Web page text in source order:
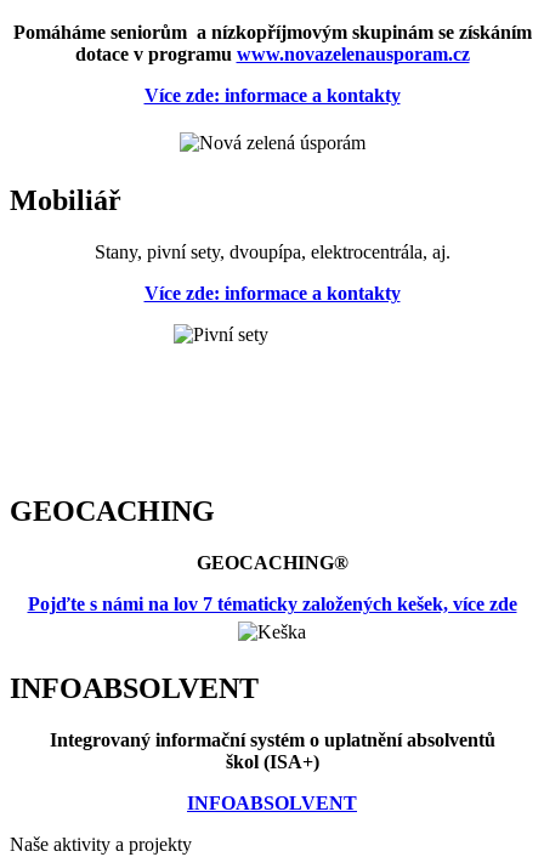
Pomáháme seniorům a nízkopříjmovým skupinám se získáním
dotace v programu www.novazelenausporam.cz
Více zde: informace a kontakty
Mobiliář
Stany, pivní sety, dvoupípa, elektrocentrála, aj.
Více zde: informace a kontakty
GEOCACHING
GEOCACHING®
Pojďte s námi na lov 7 tématicky založených kešek, více zde
INFOABSOLVENT
Integrovaný informační systém o uplatnění absolventů
škol (ISA+)
INFOABSOLVENT
Naše aktivity a projekty